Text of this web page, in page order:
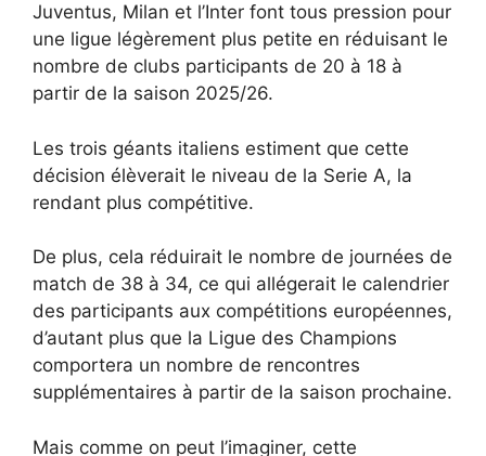
Juventus, Milan et l’Inter font tous pression pour
une ligue légèrement plus petite en réduisant le
nombre de clubs participants de 20 à 18 à
partir de la saison 2025/26.
Les trois géants italiens estiment que cette
décision élèverait le niveau de la Serie A, la
rendant plus compétitive.
De plus, cela réduirait le nombre de journées de
match de 38 à 34, ce qui allégerait le calendrier
des participants aux compétitions européennes,
d’autant plus que la Ligue des Champions
comportera un nombre de rencontres
supplémentaires à partir de la saison prochaine.
Mais comme on peut l’imaginer, cette